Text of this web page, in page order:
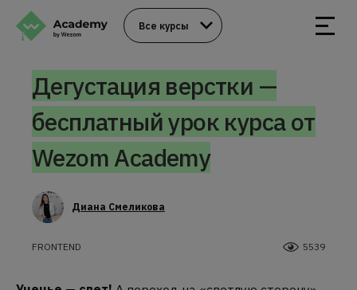
Все курсы
Дегустация верстки —
бесплатный урок курса от
Wezom Academy
Диана Смеликова
FRONTEND 5539